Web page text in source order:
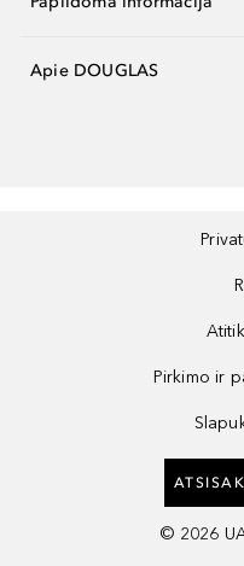
Apie DOUGLAS
Pirkimo ir
© 2026